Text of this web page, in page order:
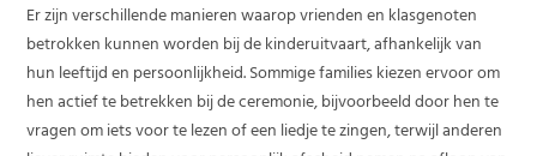
Er zijn verschillende manieren waarop vrienden en klasgenoten
betrokken kunnen worden bij de kinderuitvaart, afhankelijk van
hun leeftijd en persoonlijkheid. Sommige families kiezen ervoor om
hen actief te betrekken bij de ceremonie, bijvoorbeeld door hen te
vragen om iets voor te lezen of een liedje te zingen, terwijl anderen